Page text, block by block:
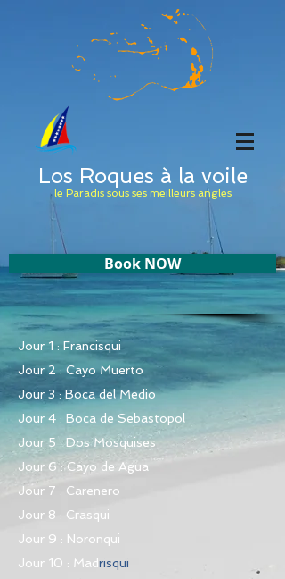
Los Roques à la voile
le Paradis sous ses meilleurs angles
Book NOW
Jour 1 : Francisqui
Jour 2 : Cayo Muerto
Jour 3 : Boca del Medio
Jour 4 : Boca de Sebastopol
Jour 5 : Dos Mosquises
Jour 6 : Cayo de Agua
Jour 7 : Carenero
Jour 8 : Crasqui
Jour 9 : Noronqui
Jour 10 : Madrisqui